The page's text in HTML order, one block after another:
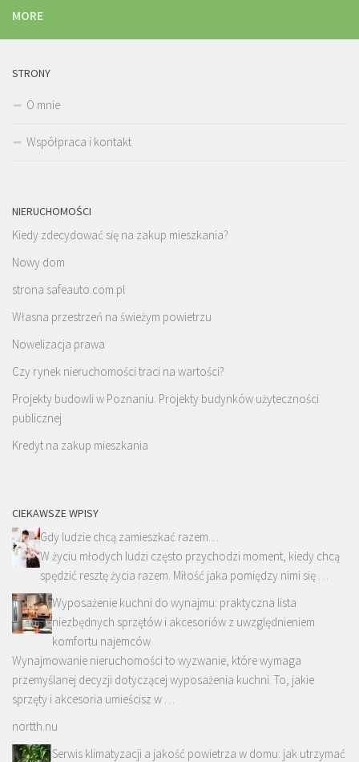
MORE
STRONY
O mnie
Współpraca i kontakt
NIERUCHOMOŚCI
Kiedy zdecydować się na zakup mieszkania?
Nowy dom
strona safeauto.com.pl
Własna przestrzeń na świeżym powietrzu
Nowelizacja prawa
Czy rynek nieruchomości traci na wartości?
Projekty budowli w Poznaniu. Projekty budynków użyteczności
publicznej
Kredyt na zakup mieszkania
CIEKAWSZE WPISY
Gdy ludzie chcą zamieszkać razem…
W życiu młodych ludzi często przychodzi moment, kiedy chcą
spędzić resztę życia razem. Miłość jaka pomiędzy nimi się …
Wyposażenie kuchni do wynajmu: praktyczna lista
niezbędnych sprzętów i akcesoriów z uwzględnieniem
komfortu najemców
Wynajmowanie nieruchomości to wyzwanie, które wymaga
przemyślanej decyzji dotyczącej wyposażenia kuchni. To, jakie
sprzęty i akcesoria umieścisz w …
nortth.nu
Serwis klimatyzacji a jakość powietrza w domu: jak utrzymać